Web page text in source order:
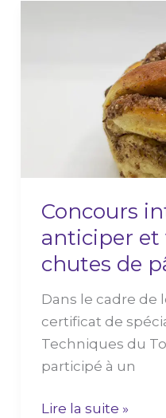
Concours
anticiper et
chutes de
Dans le cadre de
certificat de
Techniques du
participé à un
Lire la suite »